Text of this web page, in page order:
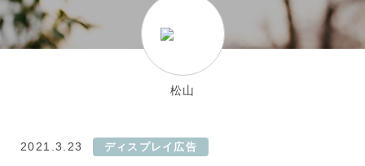
松山
2021.3.23 ディスプレイ広告